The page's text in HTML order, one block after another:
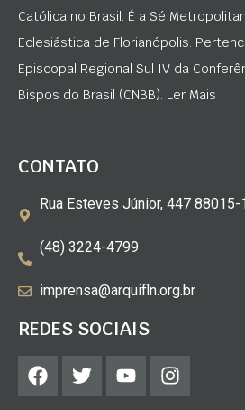
Católica no Brasil. É a Sé
Eclesiástica de Florianópolis.
Episcopal Regional Sul IV da
Bispos do Brasil (CNBB). Ler Mais
CONTATO
Rua Esteves Júnior, 447
(48) 3224-4799
imprensa@arquifln.org.br
REDES SOCIAIS